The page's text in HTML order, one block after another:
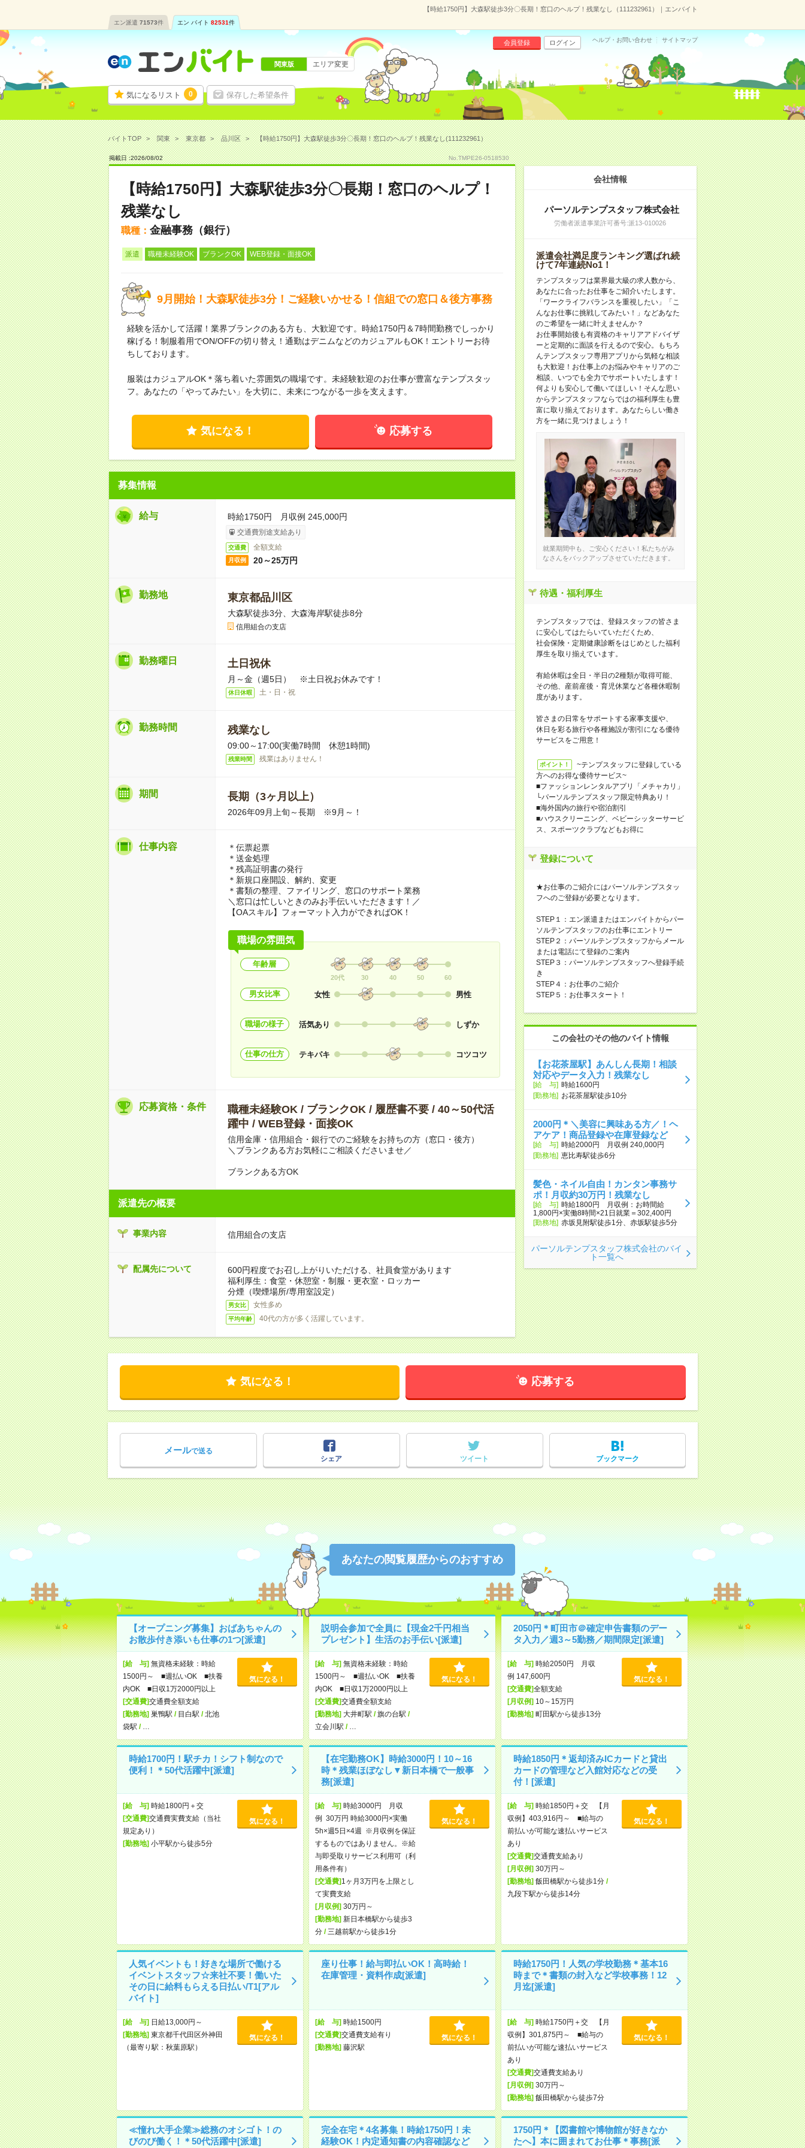
【時給1750円】大森駅徒歩3分〇長期！窓口のヘルプ！残業なし（111232961）｜エンバイト
エン派遣 71573件 エン バイト 82531件
気になるリスト 0 保存した希望条件
会員登録 ログイン ヘルプ・お問い合わせ サイトマップ
関東版 エリア変更
バイトTOP 関東 東京都 品川区 【時給1750円】大森駅徒歩3分〇長期！窓口のヘルプ！残業なし(111232961）
掲載日 :2026/08/02 No.TMPE26-0518530
【時給1750円】大森駅徒歩3分〇長期！窓口のヘルプ！
残業なし
職種： 金融事務（銀行）
派遣 職種未経験OK ブランクOK WEB登録・面接OK
9月開始！大森駅徒歩3分！ご経験いかせる！信組での窓口＆後方事務
経験を活かして活躍！業界ブランクのある方も、大歓迎です。時給1750円＆7時間勤務でしっかり
稼げる！制服着用でON/OFFの切り替え！通勤はデニムなどのカジュアルもOK！エントリーお待
ちしております。
服装はカジュアルOK＊落ち着いた雰囲気の職場です。未経験歓迎のお仕事が豊富なテンプスタッ
フ。あなたの「やってみたい」を大切に、未来につながる一歩を支えます。
気になる！ 応募する
募集情報
給与 時給1750円 月収例 245,000円
交通費別途支給あり
交通費 全額支給
月収例 20～25万円
勤務地 東京都品川区
大森駅徒歩3分、大森海岸駅徒歩8分
信用組合の支店
勤務曜日 土日祝休
月～金（週5日） ※土日祝お休みです！
休日休暇 土・日・祝
勤務時間 残業なし
09:00～17:00(実働7時間 休憩1時間)
残業時間 残業はありません！
期間 長期（3ヶ月以上）
2026年09月上旬～長期 ※9月～！
仕事内容
＊伝票起票
＊送金処理
＊残高証明書の発行
＊新規口座開設、解約、変更
＊書類の整理、ファイリング、窓口のサポート業務
＼窓口は忙しいときのみお手伝いいただきます！／
【OAスキル】フォーマット入力ができればOK！
職場の雰囲気
年齢層
20代 30 40 50 60
男女比率 女性 男性
職場の様子 活気あり しずか
仕事の仕方 テキパキ コツコツ
応募資格・条件
職種未経験OK / ブランクOK / 履歴書不要 / 40～50代活
躍中 / WEB登録・面接OK
信用金庫・信用組合・銀行でのご経験をお持ちの方（窓口・後方）
＼ブランクある方お気軽にご相談くださいませ／
ブランクある方OK
派遣先の概要
事業内容 信用組合の支店
配属先について
600円程度でお召し上がりいただける、社員食堂があります
福利厚生：食堂・休憩室・制服・更衣室・ロッカー
分煙（喫煙場所/専用室設定）
男女比 女性多め
平均年齢 40代の方が多く活躍しています。
会社情報
パーソルテンプスタッフ株式会社
労働者派遣事業許可番号:派13-010026
派遣会社満足度ランキング選ばれ続
けて7年連続No1！
テンプスタッフは業界最大級の求人数から、
あなたに合ったお仕事をご紹介いたします。
「ワークライフバランスを重視したい」「こ
んなお仕事に挑戦してみたい！」などあなた
のご希望を一緒に叶えませんか？
お仕事開始後も有資格のキャリアアドバイザ
ーと定期的に面談を行えるので安心。もちろ
んテンプスタッフ専用アプリから気軽な相談
も大歓迎！お仕事上のお悩みやキャリアのご
相談、いつでも全力でサポートいたします！
何よりも安心して働いてほしい！そんな思い
からテンプスタッフならではの福利厚生も豊
富に取り揃えております。あなたらしい働き
方を一緒に見つけましょう！
就業期間中も、ご安心ください！私たちがみ
なさんをバックアップさせていただきます。
待遇・福利厚生
テンプスタッフでは、登録スタッフの皆さま
に安心してはたらいていただくため、
社会保険・定期健康診断をはじめとした福利
厚生を取り揃えています。
有給休暇は全日・半日の2種類が取得可能、
その他、産前産後・育児休業など各種休暇制
度があります。
皆さまの日常をサポートする家事支援や、
休日を彩る旅行や各種施設が割引になる優待
サービスをご用意！
ポイント！
~テンプスタッフに登録している
方へのお得な優待サービス~
■ファッションレンタルアプリ「メチャカリ」
└パーソルテンプスタッフ限定特典あり！
■海外国内の旅行や宿泊割引
■ハウスクリーニング、ベビーシッターサービ
ス、スポーツクラブなどもお得に
登録について
★お仕事のご紹介にはパーソルテンプスタッ
フへのご登録が必要となります。
STEP１：エン派遣またはエンバイトからパー
ソルテンプスタッフのお仕事にエントリー
STEP２：パーソルテンプスタッフからメール
または電話にて登録のご案内
STEP３：パーソルテンプスタッフへ登録手続
き
STEP４：お仕事のご紹介
STEP５：お仕事スタート！
この会社のその他のバイト情報
【お花茶屋駅】あんしん長期！相談
対応やデータ入力！残業なし
[給 与] 時給1600円
[勤務地] お花茶屋駅徒歩10分
2000円＊＼美容に興味ある方／！ヘ
アケア！商品登録や在庫登録など
[給 与] 時給2000円 月収例 240,000円
[勤務地] 恵比寿駅徒歩6分
髪色・ネイル自由！カンタン事務サ
ポ！月収約30万円！残業なし
[給 与] 時給1800円 月収例：お時間給
1,800円×実働8時間×21日就業＝302,400円
[勤務地] 赤坂見附駅徒歩1分、赤坂駅徒歩5分
パーソルテンプスタッフ株式会社のバイ
ト一覧へ
気になる！ 応募する
メールで送る
シェア
ツイート ブックマーク
あなたの閲覧履歴からのおすすめ
【オープニング募集】おばあちゃんの
お散歩付き添いも仕事の1つ[派遣]
[給 与]無資格未経験：時給
1500円～ ■週払いOK ■扶養
内OK ■日収1万2000円以上
[交通費]交通費全額支給
[勤務地]巣鴨駅 / 目白駅 /北池
袋駅 /
気になる！
説明会参加で全員に【現金2千円相当
プレゼント】生活のお手伝い[派遣]
[給 与]無資格未経験：時給
1500円～ ■週払いOK ■扶養
内OK ■日収1万2000円以上
[交通費]交通費全額支給
[勤務地]大井町駅 /旗の台駅 /
立会川駅 /
気になる！
2050円＊町田市＠確定申告書類のデー
タ入力／週3～5勤務／期間限定[派遣]
[給 与]時給2050円 月収
例 147,600円
[交通費]全額支給
[月収例]10～15万円
[勤務地]町田駅から徒歩13分
気になる！
時給1700円！駅チカ！シフト制なので
便利！＊50代活躍中[派遣]
[給 与]時給1800円＋交
[交通費]交通費実費支給（当社
規定あり）
[勤務地]小平駅から徒歩5分
気になる！
【在宅勤務OK】時給3000円！10～16
時＊残業ほぼなし▼新日本橋で一般事
務[派遣]
[給 与]時給3000円 月収
例 30万円 時給3000円×実働
5h×週5日×4週 ※月収例を保証
するものではありません。※給
与即受取りサービス利用可（利
用条件有）
[交通費]1ヶ月3万円を上限とし
て実費支給
[月収例]30万円～
[勤務地]新日本橋駅から徒歩3
分/ 三越前駅から徒歩1分
気になる！
時給1850円＊返却済みICカードと貸出
カードの管理など入館対応などの受
付！[派遣]
[給 与]時給1850円＋交 【月
収例】403,916円～ ■給与の
前払いが可能な速払いサービス
あり
[交通費]交通費支給あり
[月収例]30万円～
[勤務地]飯田橋駅から徒歩1分/
九段下駅から徒歩14分
気になる！
人気イベントも！好きな場所で働ける
イベントスタッフ☆来社不要！働いた
その日に給料もらえる日払い/T1[アル
バイト]
[給 与]日給13,000円～
[勤務地]東京都千代田区外神田
（最寄り駅：秋葉原駅）
気になる！
座り仕事！給与即払いOK！高時給！
在庫管理・資料作成[派遣]
[給 与]時給1500円
[交通費]交通費支給有り
[勤務地]藤沢駅
気になる！
時給1750円！人気の学校勤務＊基本16
時まで＊書類の封入など学校事務！12
月迄[派遣]
[給 与]時給1750円＋交 【月
収例】301,875円～ ■給与の
前払いが可能な速払いサービス
あり
[交通費]交通費支給あり
[月収例]30万円～
[勤務地]飯田橋駅から徒歩7分
気になる！
≪憧れ大手企業≫総務のオシゴト！の
びのび働く！＊50代活躍中[派遣]
完全在宅＊4名募集！時給1750円！未
経験OK！内定通知書の内容確認など
1750円＊【図書館や博物館が好きなか
たへ】本に囲まれてお仕事＊事務[派